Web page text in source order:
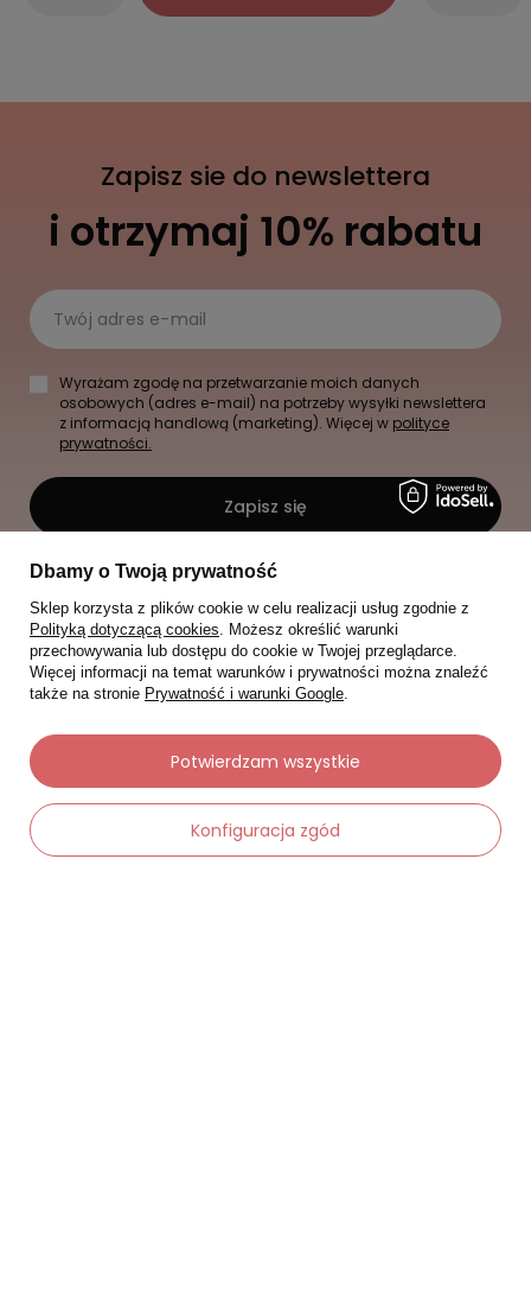
Zapisz sie do newslettera
i otrzymaj 10% rabatu
Twój adres e-mail
Wyrażam zgodę na przetwarzanie moich danych
osobowych (adres e-mail) na potrzeby wysyłki newslettera
z informacją handlową (marketing). Więcej w polityce
prywatności.
Zapisz się
Dbamy o Twoją prywatność
Sklep korzysta z plików cookie w celu realizacji usług zgodnie z
Polityką dotyczącą cookies. Możesz określić warunki
przechowywania lub dostępu do cookie w Twojej przeglądarce.
Więcej informacji na temat warunków i prywatności można znaleźć
także na stronie Prywatność i warunki Google.
Konfiguracja zgód
Potwierdzam wszystkie